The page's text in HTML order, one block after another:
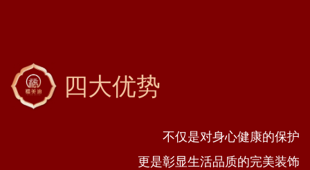
四大优势
不仅是对身心健康的保护
更是彰显生活品质的完美装饰